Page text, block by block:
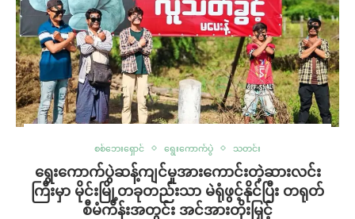
စစ်ဘေးရှောင် ရွေးကောက်ပွဲ သတင်း
ရွေးကောက်ပွဲဆန့်ကျင်မှုအားကောင်းတဲ့ဆားလင်း
ကြီးမှာ မိုင်းမြို့တခုတည်းသာ မဲရုံဖွင့်နိုင်ပြီး တရုတ်
စီမံကိန်းအတွင်း အင်အားတိုးမြှင့်